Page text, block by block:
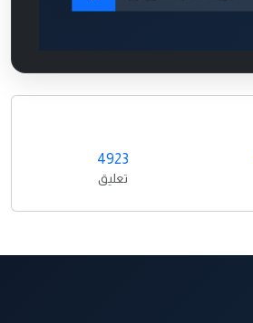
4923
تعليق